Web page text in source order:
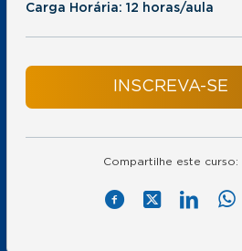
Carga Horária: 12 horas/aula
INSCREVA-SE
Compartilhe este curso: